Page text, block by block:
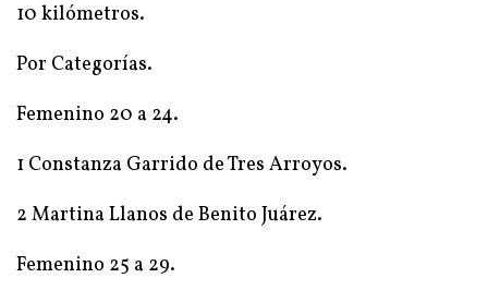
10 kilómetros.
Por Categorías.
Femenino 20 a 24.
1 Constanza Garrido de Tres Arroyos.
2 Martina Llanos de Benito Juárez.
Femenino 25 a 29.